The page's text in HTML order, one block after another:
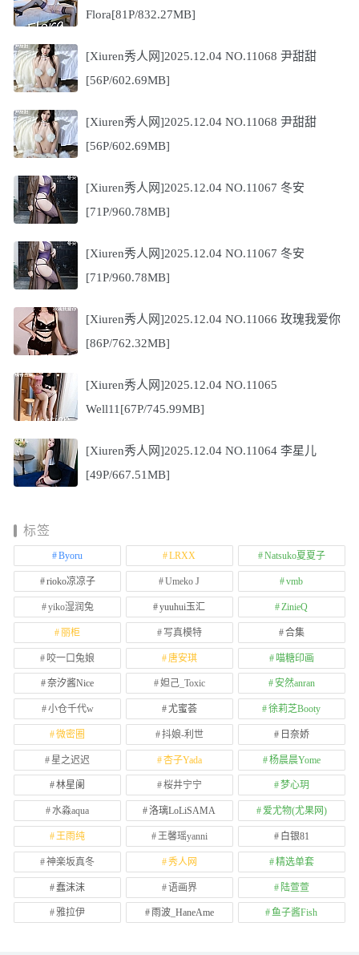
Flora[81P/832.27MB]
[Xiuren秀人网]2025.12.04 NO.11068 尹甜甜
[56P/602.69MB]
[Xiuren秀人网]2025.12.04 NO.11068 尹甜甜
[56P/602.69MB]
[Xiuren秀人网]2025.12.04 NO.11067 冬安
[71P/960.78MB]
[Xiuren秀人网]2025.12.04 NO.11067 冬安
[71P/960.78MB]
[Xiuren秀人网]2025.12.04 NO.11066 玫瑰我爱你
[86P/762.32MB]
[Xiuren秀人网]2025.12.04 NO.11065
Well11[67P/745.99MB]
[Xiuren秀人网]2025.12.04 NO.11064 李星儿
[49P/667.51MB]
标签
Byoru LRXX Natsuko夏夏子
rioko凉凉子 Umeko J vmb
yiko湿润兔 yuuhui玉汇 ZinieQ
丽柜 写真模特 合集
咬一口兔娘 唐安琪 喵糖印画
奈汐酱Nice 妲己_Toxic 安然anran
小仓千代w 尤蜜荟 徐莉芝Booty
微密圈 抖娘-利世 日奈娇
星之迟迟 杏子Yada 杨晨晨Yome
林星阑 桜井宁宁 梦心玥
水淼aqua 洛璃LoLiSAMA 爱尤物(尤果网)
王雨纯 王馨瑶yanni 白银81
神楽坂真冬 秀人网 精选单套
蠢沫沫 语画界 陆萱萱
雅拉伊 雨波_HaneAme 鱼子酱Fish